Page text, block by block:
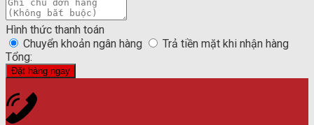
Hình thức thanh toán
Chuyển khoản ngân hàng
Trả tiền mặt khi nhận hàng
Tổng:
Đặt hàng ngay